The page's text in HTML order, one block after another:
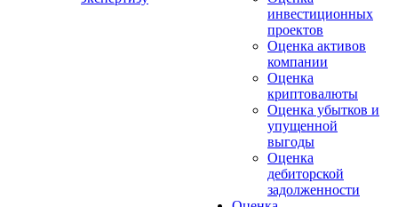
инвестиционных
проектов
Оценка активов
компании
Оценка
криптовалюты
Оценка убытков и
упущенной
выгоды
Оценка
дебиторской
задолженности